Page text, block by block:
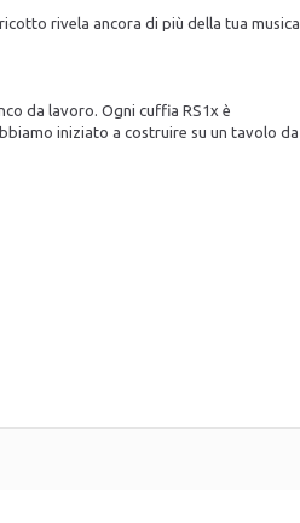
rivela ancora di più della tua musica
da lavoro. Ogni cuffia RS1x è
iniziato a costruire su un tavolo da